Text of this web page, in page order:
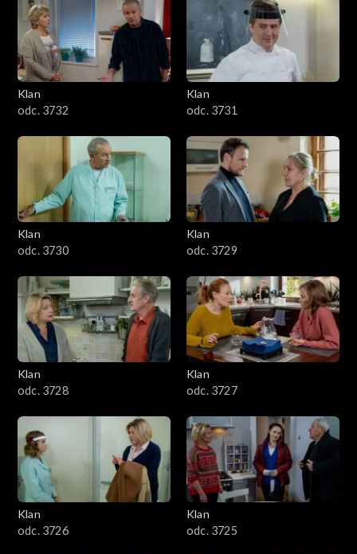
Klan
odc. 3732
Klan
odc. 3731
Klan
odc. 3730
Klan
odc. 3729
Klan
odc. 3728
Klan
odc. 3727
Klan
odc. 3726
Klan
odc. 3725